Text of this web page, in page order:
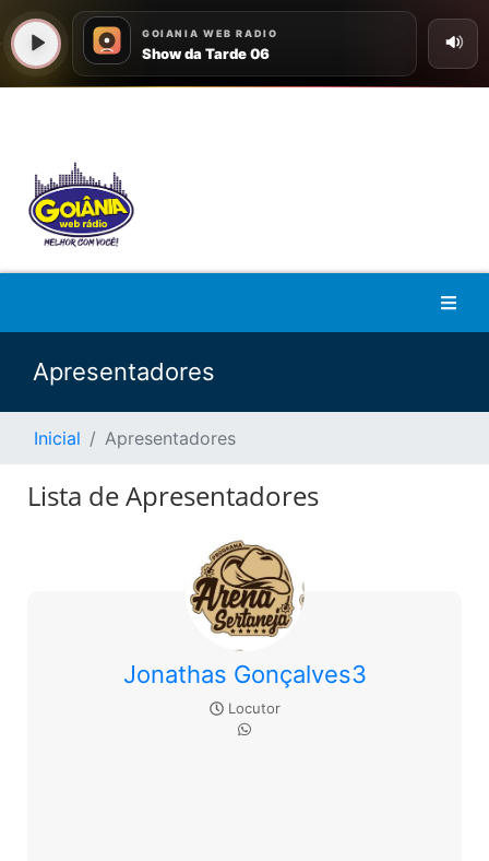
Apresentadores
Inicial Apresentadores
Lista de Apresentadores
Jonathas Gonçalves3
Locutor